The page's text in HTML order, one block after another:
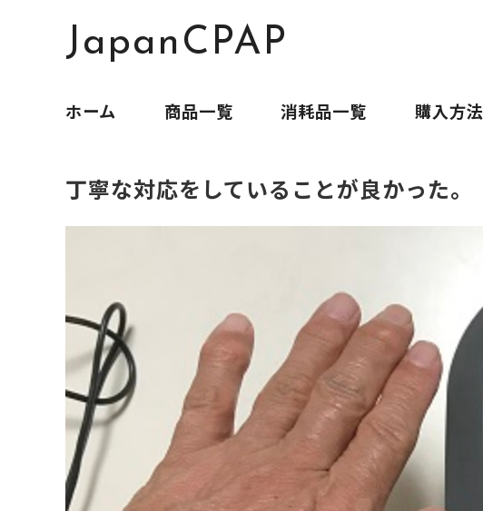
JapanCPAP
ホーム 商品一覧 消耗品一覧 購入方法
丁寧な対応をしていることが良かった。